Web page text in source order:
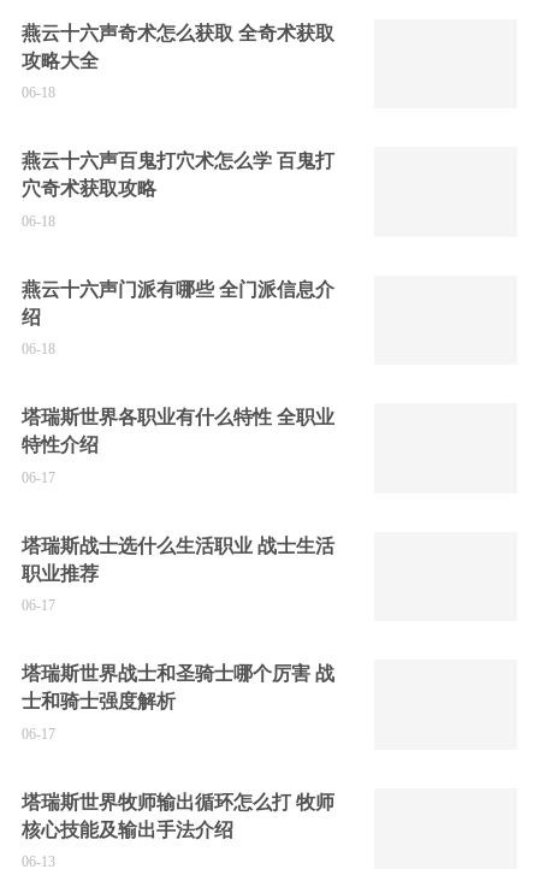
燕云十六声奇术怎么获取 全奇术获取
攻略大全
06-18
燕云十六声百鬼打穴术怎么学 百鬼打
穴奇术获取攻略
06-18
燕云十六声门派有哪些 全门派信息介
绍
06-18
塔瑞斯世界各职业有什么特性 全职业
特性介绍
06-17
塔瑞斯战士选什么生活职业 战士生活
职业推荐
06-17
塔瑞斯世界战士和圣骑士哪个厉害 战
士和骑士强度解析
06-17
塔瑞斯世界牧师输出循环怎么打 牧师
核心技能及输出手法介绍
06-13